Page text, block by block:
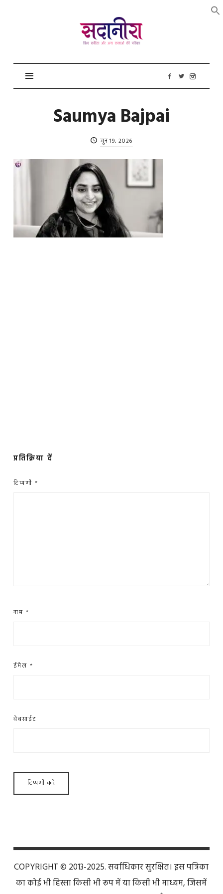
सदानीरा
Saumya Bajpai
जून 19, 2026
प्रतिक्रिया दें
टिप्पणी *
नाम *
ईमेल *
वेबसाईट
COPYRIGHT © 2013-2025. सर्वाधिकार सुरक्षित। इस पत्रिका
का कोई भी हिस्सा किसी भी रूप में या किसी भी माध्यम, जिसमें